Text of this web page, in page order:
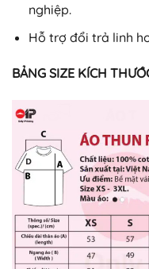
nghiệp.
Hỗ trợ đổi trả linh
BẢNG SIZE KÍCH